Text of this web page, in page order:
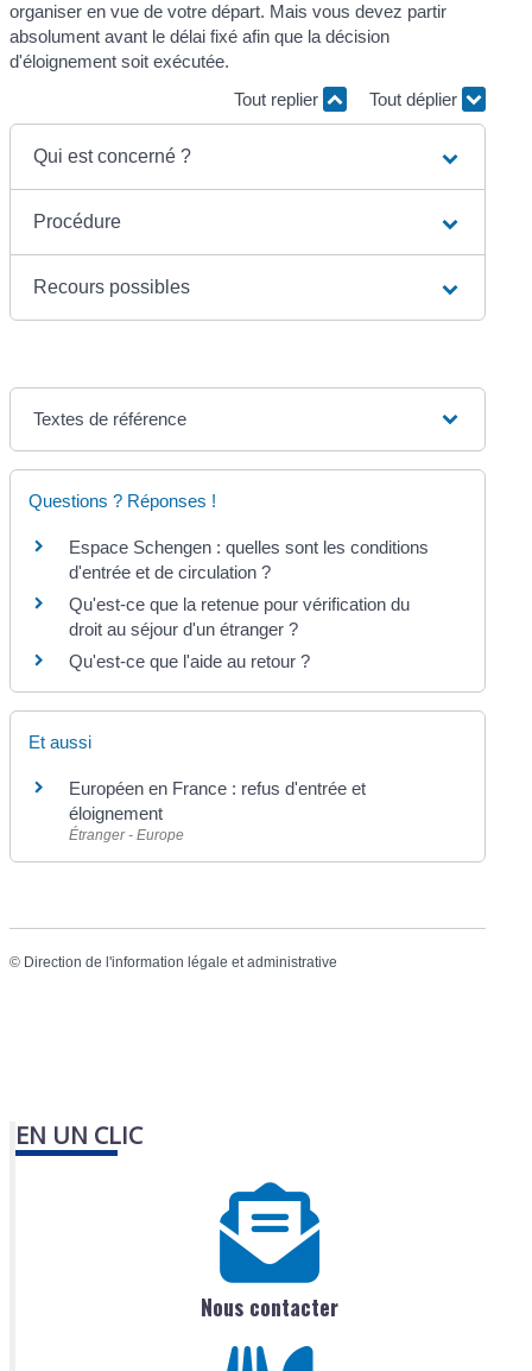
organiser en vue de votre départ. Mais vous devez partir
absolument avant le délai fixé afin que la décision
d'éloignement soit exécutée.
Tout replier
Tout déplier
Qui est concerné ?
Procédure
Recours possibles
Textes de référence
Questions ? Réponses !
Espace Schengen : quelles sont les conditions
d'entrée et de circulation ?
Qu'est-ce que la retenue pour vérification du
droit au séjour d'un étranger ?
Qu'est-ce que l'aide au retour ?
Et aussi
Européen en France : refus d'entrée et
éloignement
Étranger - Europe
© Direction de l'information légale et administrative
EN UN CLIC
Nous contacter